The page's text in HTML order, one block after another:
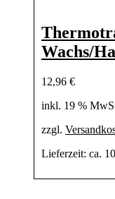
Wachs/
12,96 €
inkl. 19 %
zzgl.
Lieferzeit: ca.